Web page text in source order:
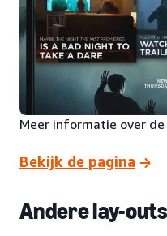
Meer informatie over de
Bekijk de pagina
Andere lay-outs